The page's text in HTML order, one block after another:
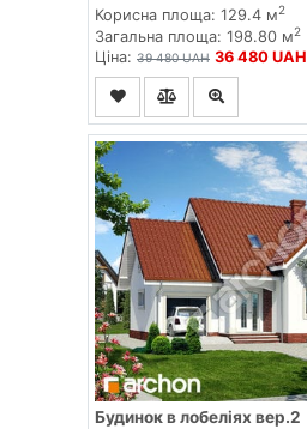
Корисна площа: 129.4 м2
Загальна площа: 198.80 м2
Ціна: 39 480 UAH 36 480 UAH
Будинок в лобеліях вер.2